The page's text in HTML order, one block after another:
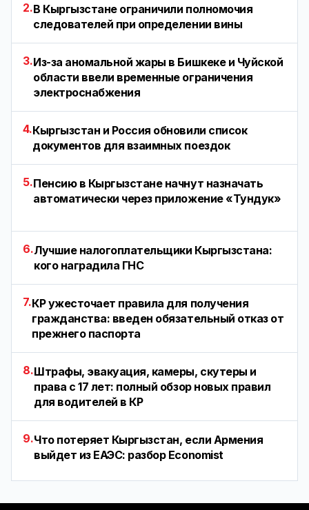
2.В Кыргызстане ограничили полномочия
следователей при определении вины
3.Из-за аномальной жары в Бишкеке и Чуйской
области ввели временные ограничения
электроснабжения
4.Кыргызстан и Россия обновили список
документов для взаимных поездок
5.Пенсию в Кыргызстане начнут назначать
автоматически через приложение «Тундук»
6.Лучшие налогоплательщики Кыргызстана:
кого наградила ГНС
7.КР ужесточает правила для получения
гражданства: введен обязательный отказ от
прежнего паспорта
8.Штрафы, эвакуация, камеры, скутеры и
права с 17 лет: полный обзор новых правил
для водителей в КР
9.Что потеряет Кыргызстан, если Армения
выйдет из ЕАЭС: разбор Economist